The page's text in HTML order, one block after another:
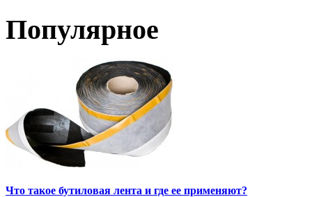
Популярное
Что такое бутиловая лента и где ее применяют?